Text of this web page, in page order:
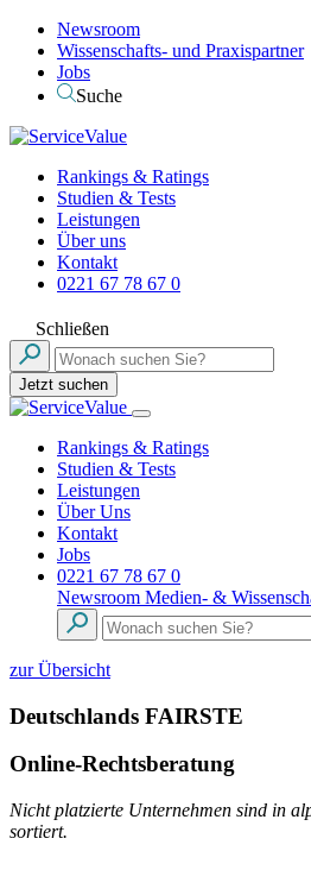
Newsroom
Wissenschafts- und Praxispartner
Jobs
Suche
Rankings & Ratings
Studien & Tests
Leistungen
Über uns
Kontakt
0221 67 78 67 0
Schließen
Jetzt suchen
Rankings & Ratings
Studien & Tests
Leistungen
Über Uns
Kontakt
Jobs
0221 67 78 67 0
Newsroom Medien- &
zur Übersicht
Deutschlands FAIRSTE
Online-Rechtsberatung
Nicht platzierte Unternehmen sind in
sortiert.